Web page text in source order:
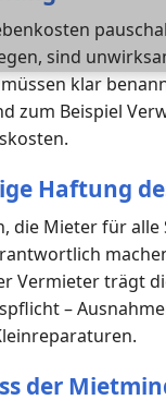
sind
klar
zum Beispiel
Haftung
die Mieter für alle
Vermieter trägt
–
der